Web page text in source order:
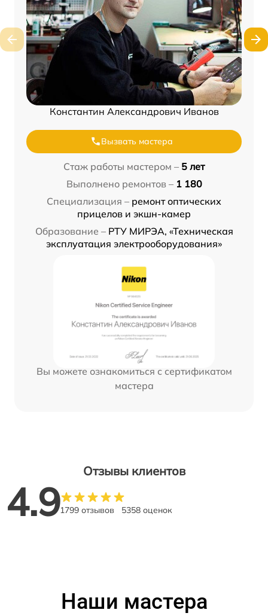
Константин Александрович Иванов
Вызвать мастера
Стаж работы мастером – 5 лет
Выполнено ремонтов – 1 180
Специализация – ремонт оптических
прицелов и экшн-камер
Образование – РТУ МИРЭА, «Техническая
эксплуатация электрооборудования»
Вы можете ознакомиться с сертификатом
мастера
Отзывы клиентов
4.91799 отзывов 5358 оценок
Наши мастера